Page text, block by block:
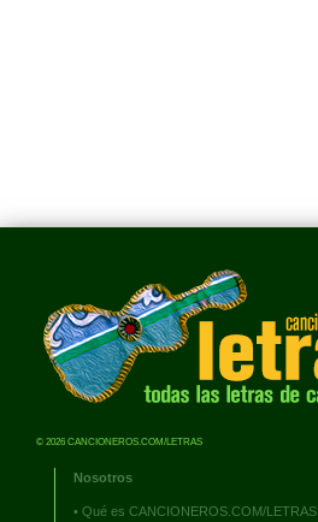
© 2026 CANCIONEROS.COM/LETRAS
Nosotros
• Qué es CANCIONEROS.COM/LETRAS